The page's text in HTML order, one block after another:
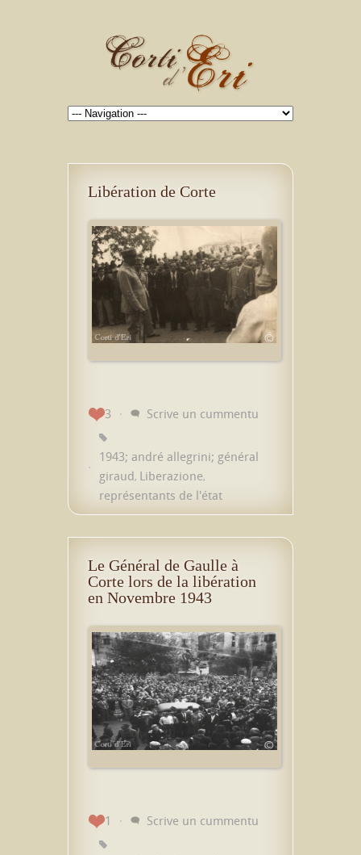
Libération de Corte
3 Scrive un cummentu
1943; andré allegrini; général
giraud, Liberazione,
représentants de l'état
Le Général de Gaulle à
Corte lors de la libération
en Novembre 1943
1 Scrive un cummentu